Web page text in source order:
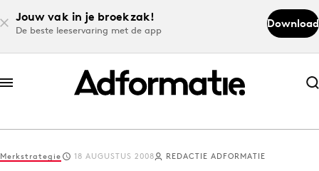
Jouw vak in je broekzak!
De beste leeservaring met de app
Download
Abonneer nu
Abonneer nu
Log in
Merkstrategie 18 AUGUSTUS 2008 REDACTIE ADFORMATIE